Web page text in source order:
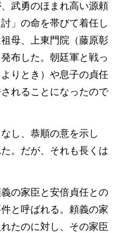
武勇のほまれ高い源頼
」の命を帯びて着任し
母、上東門院（藤原彰
布した。朝廷軍と戦っ
りとき）や息子の貞任
れることになったので
し、恭順の意を示し
。だが、それも長くは
の家臣と安倍貞任との
と呼ばれる。頼義の家
たのに対し、その家臣